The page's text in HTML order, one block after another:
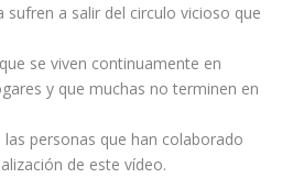
sufren a salir del circulo vicioso que
se viven continuamente en
y que muchas no terminen en
personas que han colaborado
de este vídeo.